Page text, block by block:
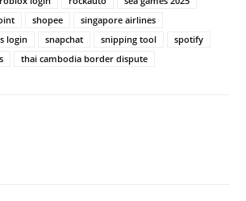
shopee
singapore airlines
login snapchat snipping tool
spotify
thai cambodia border dispute